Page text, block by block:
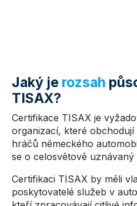
Jaký je rozsah
TISAX?
Certifikace TISAX je
organizací, které
hráčů německého
se o celosvětově uznávaný
Certifikaci TISAX by měli
poskytovatelé služeb v